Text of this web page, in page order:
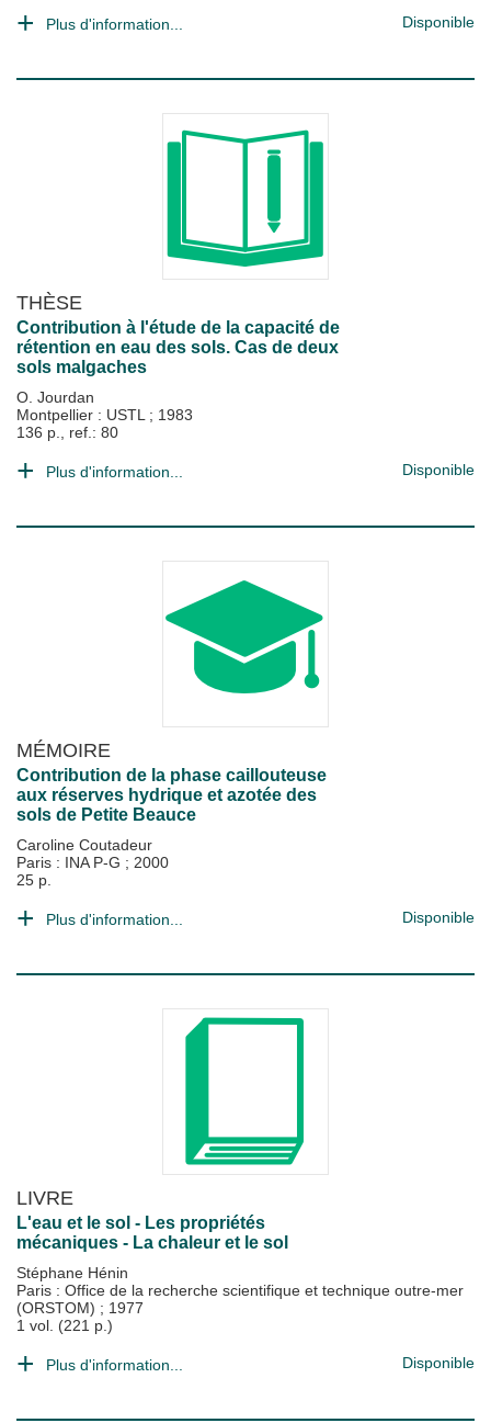
Plus d'information... Disponible
THÈSE
Contribution à l'étude de la capacité de
rétention en eau des sols. Cas de deux
sols malgaches
O. Jourdan
Montpellier : USTL ; 1983
136 p., ref.: 80
Plus d'information... Disponible
MÉMOIRE
Contribution de la phase caillouteuse
aux réserves hydrique et azotée des
sols de Petite Beauce
Caroline Coutadeur
Paris : INA P-G ; 2000
25 p.
Plus d'information... Disponible
LIVRE
L'eau et le sol - Les propriétés
mécaniques - La chaleur et le sol
Stéphane Hénin
Paris : Office de la recherche scientifique et technique outre-mer
(ORSTOM) ; 1977
1 vol. (221 p.)
Plus d'information... Disponible